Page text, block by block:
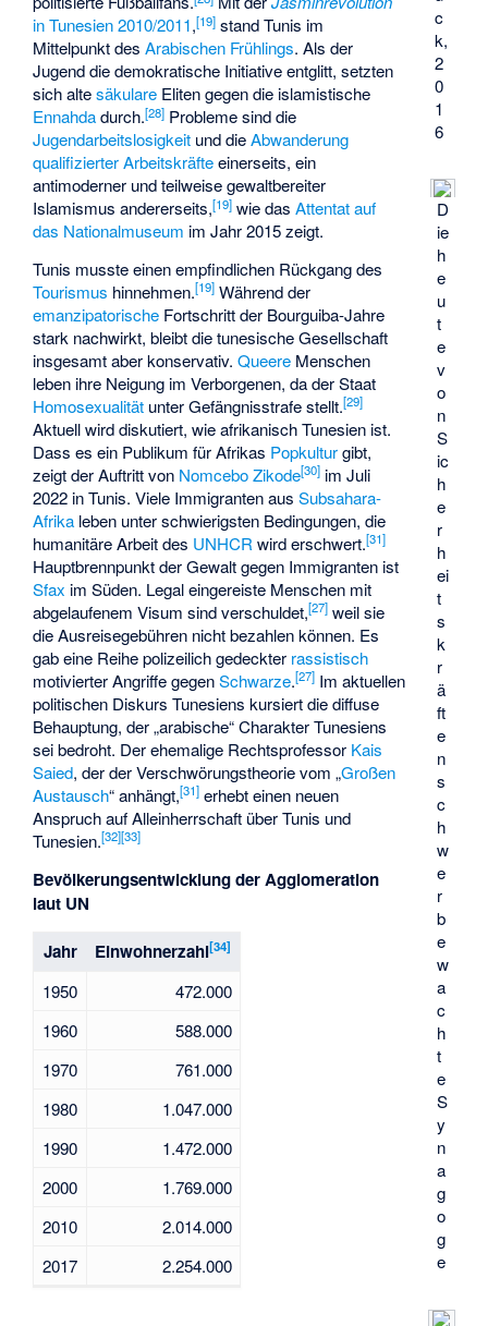
c
k,
2
0
1
6
D
ie
h
e
u
t
e
v
o
n
S
ic
h
e
r
h
ei
t
s
k
r
ä
ft
e
n
s
c
h
w
e
r
b
e
w
a
c
h
t
e
S
y
n
a
g
o
g
e
in Tunesien 2010/2011,[19] stand Tunis im
Mittelpunkt desArabischen Frühlings. Als der
Jugend die demokratische Initiative entglitt, setzten
sich altesäkulare Eliten gegen die islamistische
Ennahdadurch.[28] Probleme sind die
Jugendarbeitslosigkeit und dieAbwanderung
qualifizierter Arbeitskräfteeinerseits, ein
antimoderner und teilweise gewaltbereiter
Islamismus andererseits,[19] wie dasAttentat auf
das Nationalmuseum im Jahr 2015 zeigt.
Tunis musste einen empfindlichen Rückgang des
Tourismus hinnehmen.[19] Während der
emanzipatorische Fortschritt der Bourguiba-Jahre
stark nachwirkt, bleibt die tunesische Gesellschaft
insgesamt aber konservativ.Queere Menschen
leben ihre Neigung im Verborgenen, da der Staat
Homosexualität unter Gefängnisstrafe stellt.[29]
Aktuell wird diskutiert, wie afrikanisch Tunesien ist.
Dass es ein Publikum für Afrikas Popkulturgibt,
zeigt der Auftritt von Nomcebo Zikode[30] im Juli
2022 in Tunis. Viele Immigranten ausSubsahara-
Afrika leben unter schwierigsten Bedingungen, die
humanitäre Arbeit des UNHCR wird erschwert.[31]
Hauptbrennpunkt der Gewalt gegen Immigranten ist
Sfax im Süden. Legal eingereiste Menschen mit
abgelaufenem Visum sind verschuldet,[27] weil sie
die Ausreisegebühren nicht bezahlen können. Es
gab eine Reihe polizeilich gedeckter rassistisch
motivierter Angriffe gegenSchwarze.[27] Im aktuellen
politischen Diskurs Tunesiens kursiert die diffuse
Behauptung, der „arabische“ Charakter Tunesiens
sei bedroht. Der ehemalige Rechtsprofessor Kais
Saied, der der Verschwörungstheorie vom „Großen
Austausch“ anhängt,[31] erhebt einen neuen
Anspruch auf Alleinherrschaft über Tunis und
Tunesien.[32][33]
Bevölkerungsentwicklung der Agglomeration
laut UN
Jahr Einwohnerzahl[34]
1950
472.000
1960
588.000
1970
761.000
1980
1.047.000
1990
1.472.000
2000
1.769.000
2010
2.014.000
2017
2.254.000